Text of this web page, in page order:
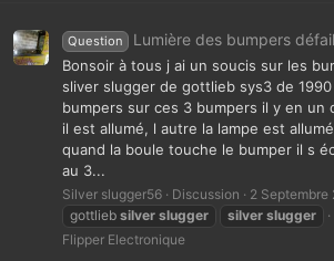
Question Lumière des bumpers
Bonsoir à tous j ai un soucis sur les
sliver slugger de gottlieb sys3 de
bumpers sur ces 3 bumpers il y en un
il est allumé, l autre la lampe est
quand la boule touche le bumper il s
au 3...
Silver slugger56 Discussion
2 Septembre
gottlieb silver slugger silver slugger
Flipper Electronique